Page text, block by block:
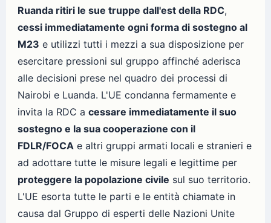
Ruanda ritiri le sue truppe dall'est della RDC,
cessi immediatamente ogni forma di sostegno al
M23 e utilizzi tutti i mezzi a sua disposizione per
esercitare pressioni sul gruppo affinché aderisca
alle decisioni prese nel quadro dei processi di
Nairobi e Luanda. L'UE condanna fermamente e
invita la RDC a cessare immediatamente il suo
sostegno e la sua cooperazione con il
FDLR/FOCA e altri gruppi armati locali e stranieri e
ad adottare tutte le misure legali e legittime per
proteggere la popolazione civile sul suo territorio.
L'UE esorta tutte le parti e le entità chiamate in
causa dal Gruppo di esperti delle Nazioni Unite